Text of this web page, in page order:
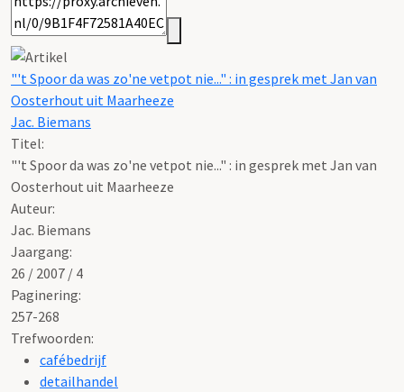
"'t Spoor da was zo'ne vetpot nie..." : in gesprek met Jan van
Oosterhout uit Maarheeze
Jac. Biemans
Titel:
"'t Spoor da was zo'ne vetpot nie..." : in gesprek met Jan van
Oosterhout uit Maarheeze
Auteur:
Jac. Biemans
Jaargang:
26 / 2007 / 4
Paginering:
257-268
Trefwoorden:
cafébedrijf
detailhandel